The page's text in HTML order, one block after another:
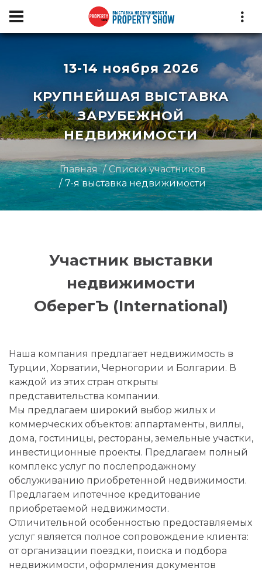
13-14 ноября 2026
КРУПНЕЙШАЯ ВЫСТАВКА
ЗАРУБЕЖНОЙ
НЕДВИЖИМОСТИ
Главная
Списки участников
7-я выставка недвижимости
Участник выставки
недвижимости
ОберегЪ (International)
Наша компания предлагает недвижимость в
Турции, Хорватии, Черногории и Болгарии. В
каждой из этих стран открыты
представительства компании.
Мы предлагаем широкий выбор жилых и
коммерческих объектов: аппартаменты, виллы,
дома, гостиницы, рестораны, земельные участки,
инвестиционные проекты. Предлагаем полный
комплекс услуг по послепродажному
обслуживанию приобретенной недвижимости.
Предлагаем ипотечное кредитование
приобретаемой недвижимости.
Отличительной особенностью предоставляемых
услуг является полное сопровождение клиента:
от организации поездки, поиска и подбора
недвижимости, оформления документов